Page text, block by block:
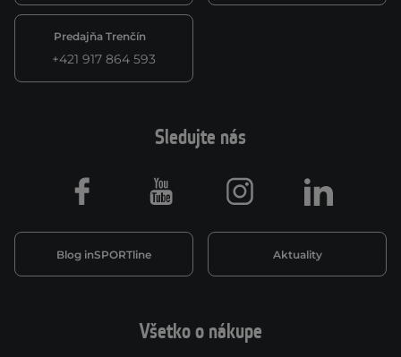
Predajňa Trenčín
+421 917 864 593
Všetko o nákupe
Sledujte nás
Blog inSPORTline Aktuality
Facebook Youtube Instagram LinkedIn